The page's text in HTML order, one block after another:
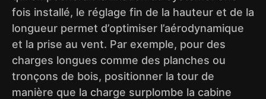
fois installé, le réglage fin de la hauteur et de la
longueur permet d’optimiser l’aérodynamique
et la prise au vent. Par exemple, pour des
charges longues comme des planches ou
tronçons de bois, positionner la tour de
manière que la charge surplombe la cabine